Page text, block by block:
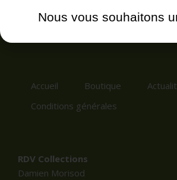
Accueil Boutique
Conditions générales
RDV Collections
Damien Morisod
Nous vous souhaitons